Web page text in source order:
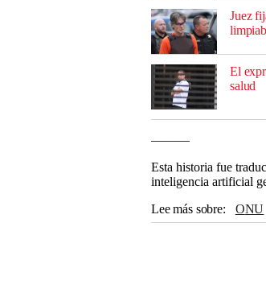
Juez
El
salud
———
Esta historia fue
inteligencia artificial
Lee más sobre
ONU
Barack Obama